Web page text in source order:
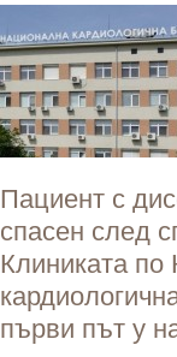
Пациент с
спасен след
Клиниката по
първи път у